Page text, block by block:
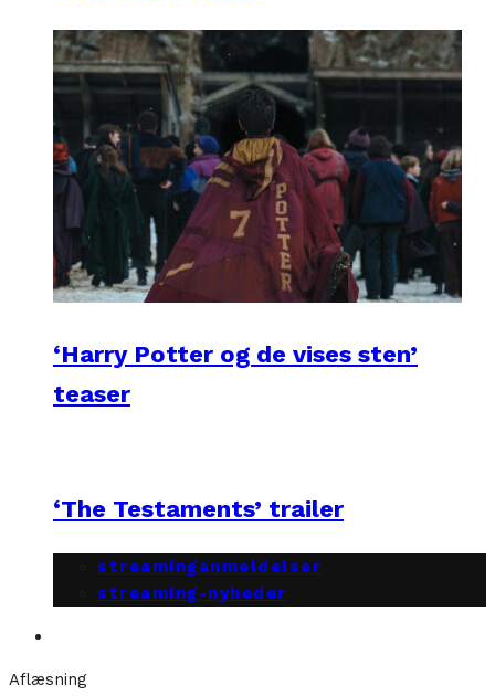
‘Harry Potter og de vises sten’
teaser
‘The Testaments’ trailer
streaminganmeldelser
streaming-nyheder
Aflæsning